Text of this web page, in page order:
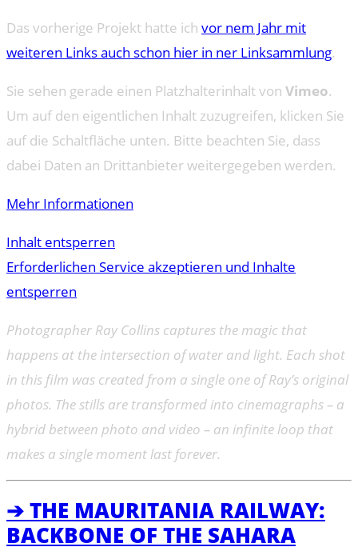
Das vorherige Projekt hatte ich vor nem Jahr mit
weiteren Links auch schon hier in ner Linksammlung.
Sie sehen gerade einen Platzhalterinhalt von Vimeo.
Um auf den eigentlichen Inhalt zuzugreifen, klicken Sie
auf die Schaltfläche unten. Bitte beachten Sie, dass
dabei Daten an Drittanbieter weitergegeben werden.
Mehr Informationen
Inhalt entsperren
Erforderlichen Service akzeptieren und Inhalte
entsperren
Photographer Ray Collins captures the magic that
happens at the intersection of water and light. Each shot
in this film was created from a single one of Ray’s original
photos. The stills are transformed into cinemagraphs – a
hybrid between photo and video – an infinite loop that
makes a single moment last forever.
➔ THE MAURITANIA RAILWAY:
BACKBONE OF THE SAHARA